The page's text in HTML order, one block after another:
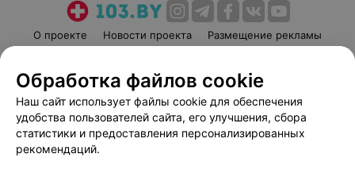
О проекте Новости проекта
Размещение рекламы
Пользовательское соглашение
Способы оплаты
Вакансии
Партнеры
Написать руководителю 103.by
Обработка файлов cookie
Наш сайт использует файлы cookie для обеспечения
удобства пользователей сайта, его улучшения, сбора
статистики и предоставления персонализированных
рекомендаций.